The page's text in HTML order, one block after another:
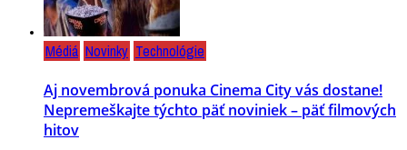
Médiá Novinky Technológie
Aj novembrová ponuka Cinema City vás dostane!
Nepremeškajte týchto päť noviniek – päť filmových
hitov